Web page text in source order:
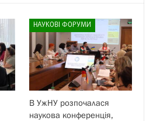
НАУКОВІ ФОРУМИ
В УжНУ розпочалася
наукова конференція,